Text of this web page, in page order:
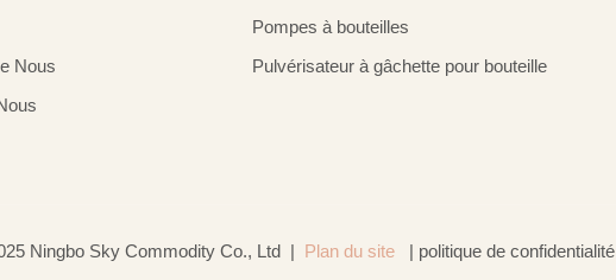
Nous
Pompes à bouteilles
Pulvérisateur à gâchette pour bouteille
Ningbo Sky Commodity Co., Ltd | Plan du site | politique de confidentialité